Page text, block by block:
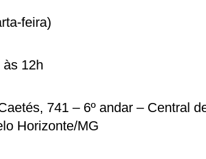
feira)
às 12h
741 – 6º andar – Central
Horizonte/MG